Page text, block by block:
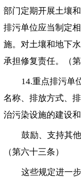
部门定期开展土壤
排污单位应当制定
施。对土壤和地下
承担修复责任。（第
14.重点排污单
名称、排放方式、
治污染设施的建设
鼓励、支持其
（第六十三条）
这些规定进一